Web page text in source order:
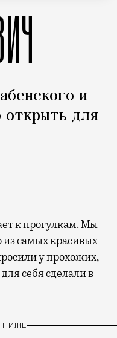
и
открыть для
самых красивых
у прохожих,
себя сделали в
НИЖЕ